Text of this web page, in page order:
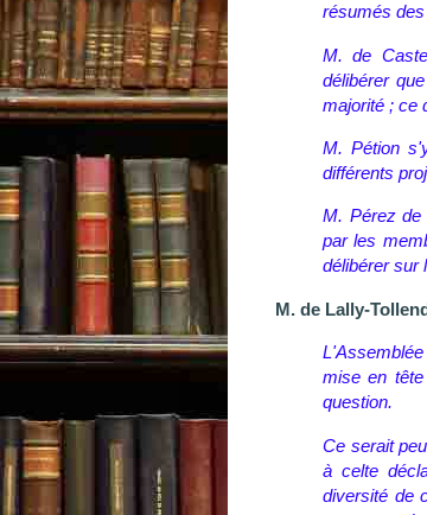
résumés
M. de
délibérer
majorité ; ce
M. Pétion
différents
M. Pérez de
par les
délibérer sur
M. de Lally-
mise en
question.
Ce serait
à celte
diversité de